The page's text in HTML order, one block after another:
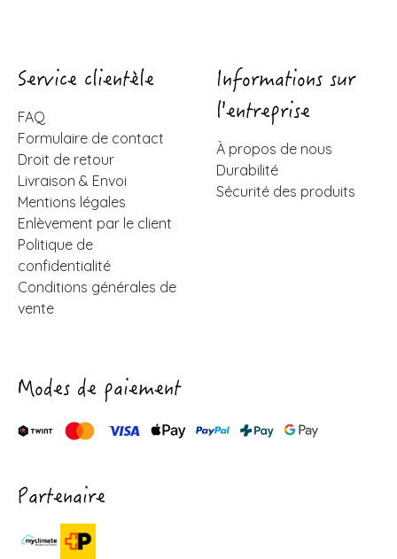
Service clientèle
FAQ
Formulaire de contact
Droit de retour
Livraison & Envoi
Mentions légales
Enlèvement par le client
Politique de
confidentialité
Conditions générales de
vente
Informations sur
l'entreprise
À propos de nous
Durabilité
Sécurité des produits
Modes de paiement
Partenaire